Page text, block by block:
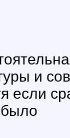
и
если
было